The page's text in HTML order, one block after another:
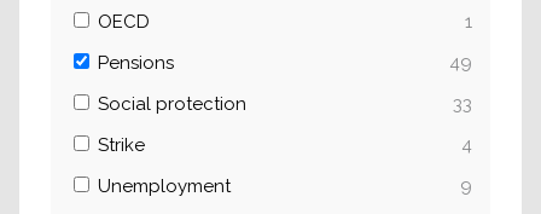
OECD
1
Pensions
49
Social protection
33
Strike
4
Unemployment
9